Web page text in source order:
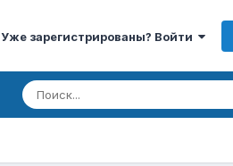
Уже зарегистрированы? Войти